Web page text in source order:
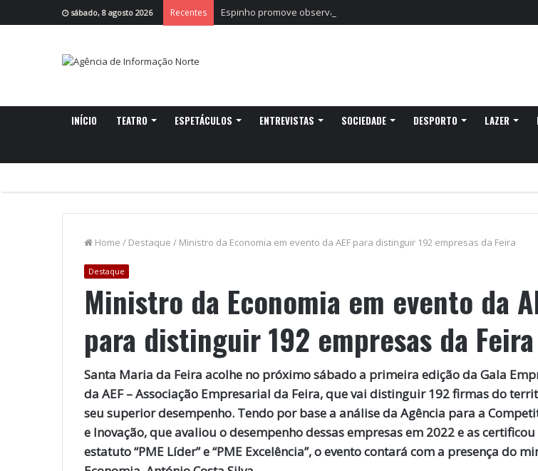
sábado, 8 agosto 2026 Recentes Espinho promove observação do eclipse solar parcial
INÍCIO TEATRO ESPETÁCULOS ENTREVISTAS SOCIEDADE DESPORTO LAZER
Home / Destaque / Ministro da Economia em evento da AEF para distinguir 192 empresas da Feira
Destaque
Ministro da Economia em evento da
para distinguir 192 empresas da Feira
Santa Maria da Feira acolhe no próximo sábado a primeira edição da Gala
da AEF – Associação Empresarial da Feira, que vai distinguir 192 firmas do
seu superior desempenho. Tendo por base a análise da Agência para a
e Inovação, que avaliou o desempenho dessas empresas em 2022 e as
estatuto “PME Líder” e “PME Excelência”, o evento contará com a presença do